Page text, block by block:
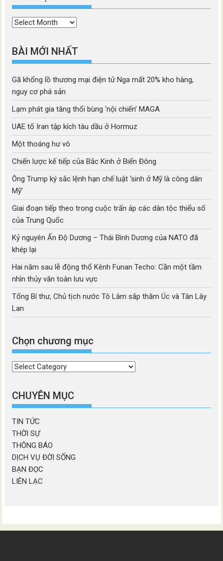
Thời
BÀI MỚI NHẤT
Gã khổng lồ thương mại điện tử Nga mất 20% kho hàng,
nguy cơ phá sản
Lạm phát gia tăng thổi bùng ‘nội chiến’ MAGA
UAE tố Iran tập kích tàu dầu ở Hormuz
Một thoáng hư vô
Chiến lược kế tiếp của Bắc Kinh ở Biển Đông
Ông Trump ký sắc lệnh hạn chế luật ‘sinh ở Mỹ là công dân
Mỹ’
Giai đoạn tiếp theo trong cuộc trấn áp các dân tộc thiểu số
của Trung Quốc
Kỷ nguyên Ấn Độ Dương – Thái Bình Dương của NATO đã
khép lại
Hai năm sau lễ động thổ Kênh Funan Techo: Cần một tầm
nhìn thủy văn toàn lưu vực
Tổng Bí thư, Chủ tịch nước Tô Lâm sắp thăm Úc và Tân Lây
Lan
Chọn chương mục
Chọn
mục
CHUYÊN MỤC
TIN TỨC
THỜI SỰ
THÔNG BÁO
DỊCH VỤ ĐỜI SỐNG
BẠN ĐỌC
LIÊN LẠC